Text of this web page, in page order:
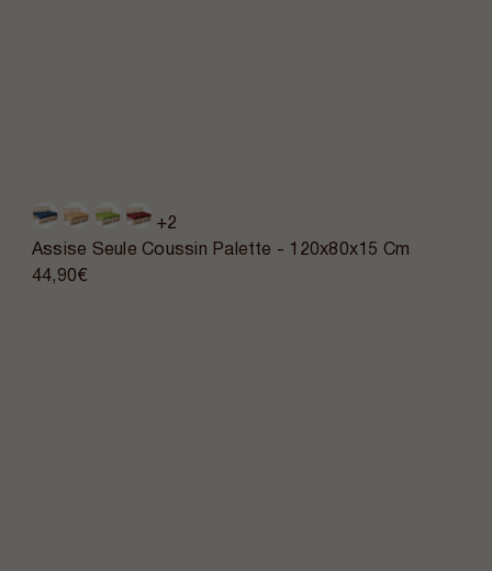
+2
Assise Seule Coussin Palette - 120x80x15 Cm
44,90€